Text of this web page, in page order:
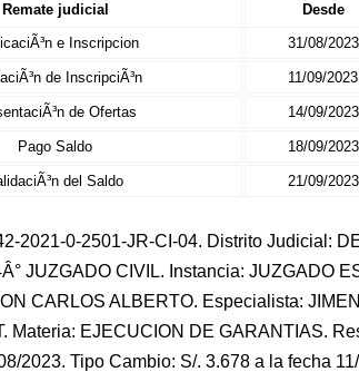
Remate judicial Desde
e Inscripcion
31/08/2023
de InscripciÃ³n 11/09/2023
de Ofertas 14/09/2023
Pago Saldo 18/09/2023
del Saldo 21/09/2023
2021-0-2501-JR-CI-04. Distrito Judicial:
JUZGADO CIVIL. Instancia: JUZGADO
CARLOS ALBERTO. Especialista:
Materia: EJECUCION DE GARANTIAS.
2023. Tipo Cambio: S/. 3.678 a la fecha